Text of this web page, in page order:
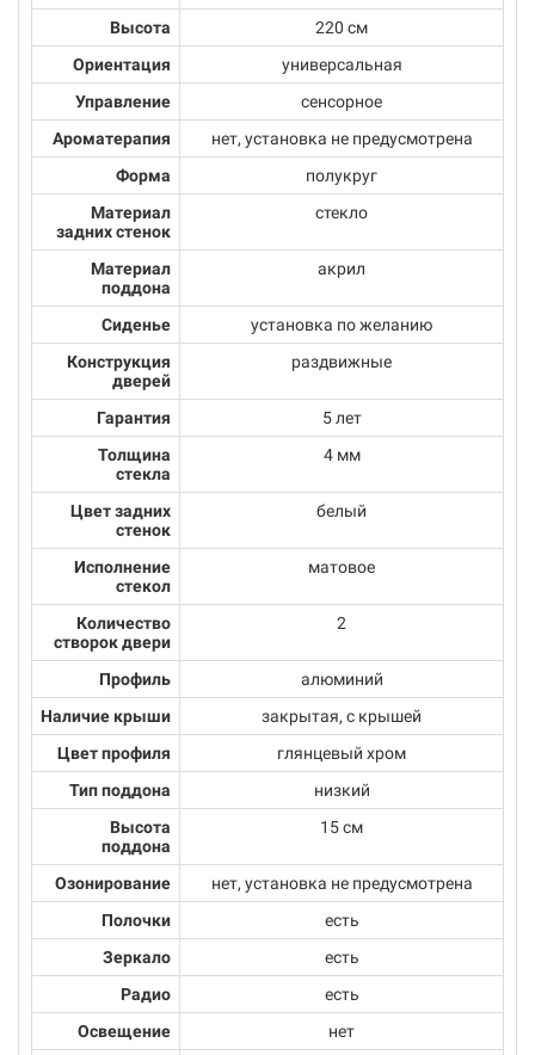
Высота
220 см
Ориентация
универсальная
Управление
сенсорное
Ароматерапия
нет, установка не предусмотрена
Форма
полукруг
Материал
задних стенок
стекло
Материал
поддона
акрил
Сиденье
установка по желанию
Конструкция
дверей
раздвижные
Гарантия
5 лет
Толщина
стекла
4 мм
Цвет задних
стенок
белый
Исполнение
стекол
матовое
Количество
створок двери
2
Профиль
алюминий
Наличие крыши
закрытая, с крышей
Цвет профиля
глянцевый хром
Тип поддона
низкий
Высота
поддона
15 см
Озонирование
нет, установка не предусмотрена
Полочки
есть
Зеркало
есть
Радио
есть
Освещение
нет